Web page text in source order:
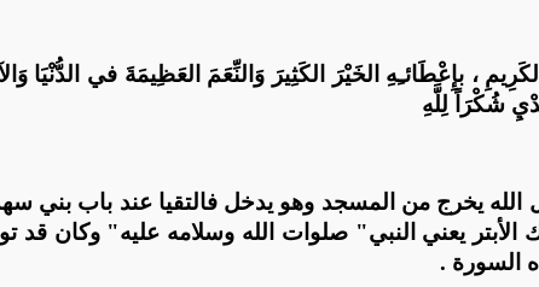
، بإِعْطَائـِهِ الخَيْرَ الكَثِيرَ وَالنِّعَمَ العَظِيمَةَ في الدُّنْيَا
شُكْرَاً لِلَّهِ
يخرج من المسجد وهو يدخل فالتقيا عند باب
يعني النبي" صلوات الله وسلامه عليه" وكان قد
السورة .